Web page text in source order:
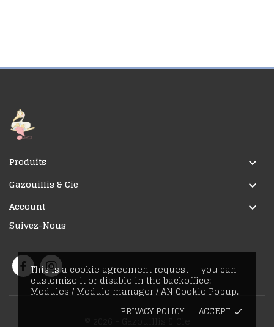
This is a cookie agreement request — you can
customize it or disable in the backoffice:
Modules / Module manager / AN Cookie Popup.
PRIVACY POLICY ACCEPT done
Produits 
Gazouillis & Cie 
Account 
Suivez-Nous